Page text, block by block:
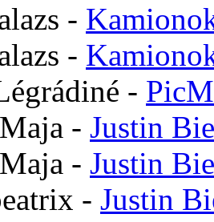
-
-
-
- Justin
- Justin
- Justin